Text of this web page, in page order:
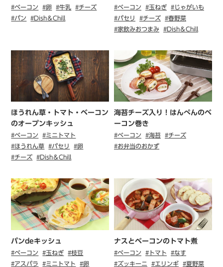
#ベーコン #卵 #牛乳
#チーズ
#パン
#Dish＆Chill
#ベーコン #玉ねぎ
#じゃがいも
#パセリ
#チーズ
#春野菜
#家飲みおつまみ
#Dish＆Chill
ほうれん草・トマト・ベーコン
のオープンキッシュ
#ベーコン
#ミニトマト
#ほうれん草
#パセリ
#卵
#チーズ
#Dish＆Chill
海苔チーズ入り！はんぺんのベ
ーコン巻き
#ベーコン #海苔
#チーズ
#お弁当のおかず
パンdeキッシュ
#ベーコン #玉ねぎ
#枝豆
#アスパラ
#ミニトマト
#卵
ナスとベーコンのトマト煮
#ベーコン #トマト
#なす
#ズッキーニ
#エリンギ #夏野菜